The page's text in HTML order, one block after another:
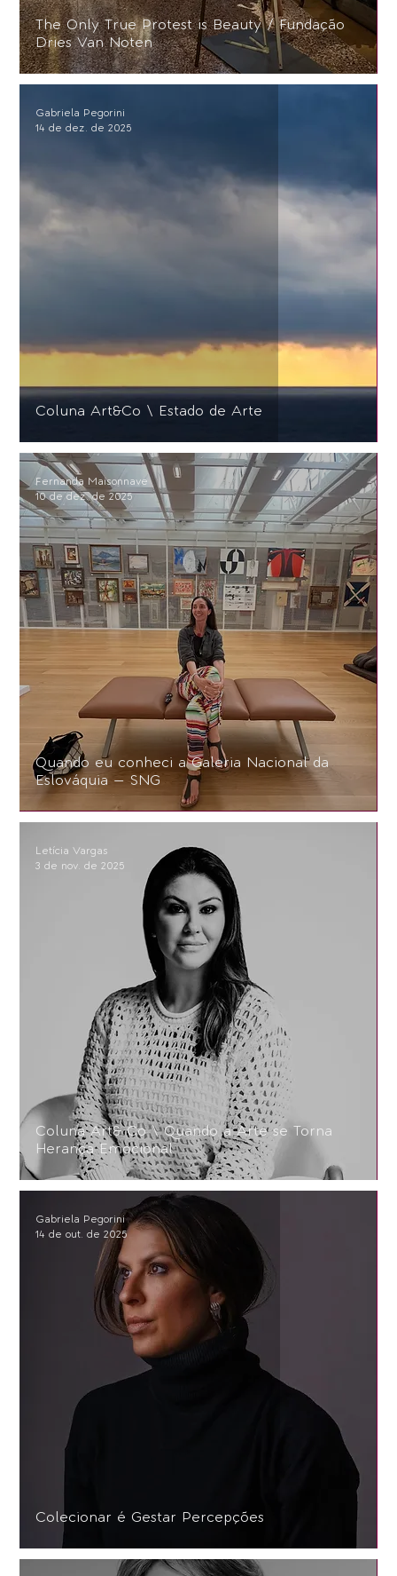
The Only True Protest is Beauty / Fundação
Dries Van Noten
Coluna Art&Co \ Estado de Arte
Gabriela Pegorini
14 de dez. de 2025
Quando eu conheci a Galeria Nacional da
Eslováquia — SNG
Fernanda Maisonnave
10 de dez. de 2025
Coluna Art& Co \ Quando a Arte se Torna
Herança Emocional
Letícia Vargas
3 de nov. de 2025
Colecionar é Gestar Percepções
Gabriela Pegorini
14 de out. de 2025